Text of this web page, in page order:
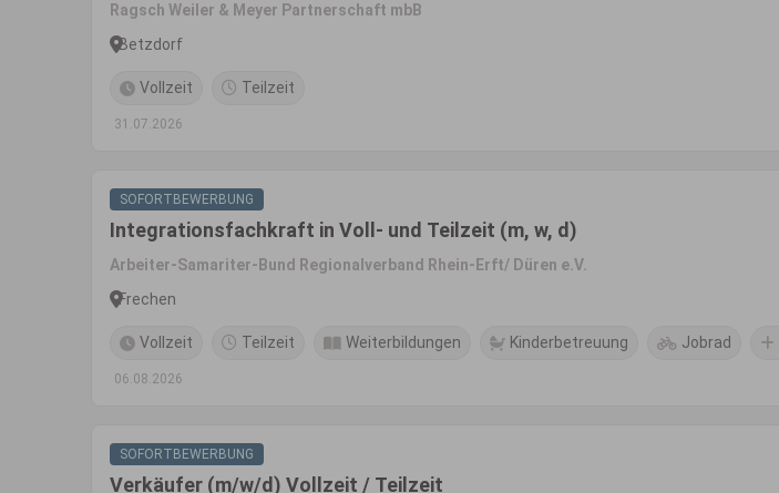
Ragsch Weiler & Meyer Partnerschaft mbB
Betzdorf
Vollzeit Teilzeit
31.07.2026
SOFORTBEWERBUNG
Integrationsfachkraft in Voll- und Teilzeit (m, w, d)
Arbeiter-Samariter-Bund Regionalverband Rhein-Erft/ Düren e.V.
Frechen
Vollzeit Teilzeit Weiterbildungen Kinderbetreuung Jobrad
06.08.2026
SOFORTBEWERBUNG
Verkäufer (m/w/d) Vollzeit / Teilzeit